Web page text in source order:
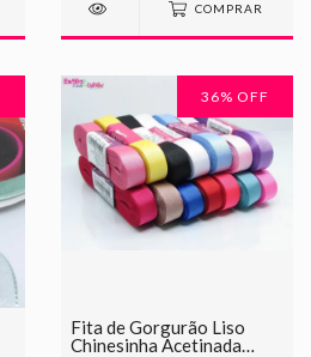
COMPRAR
36% OFF
Fita de Gorgurão Liso
Chinesinha Acetinada